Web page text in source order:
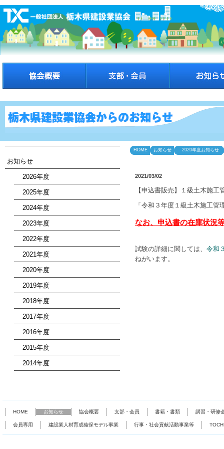
お知らせ
2026年度
2025年度
2024年度
2023年度
2022年度
2021年度
2020年度
2019年度
2018年度
2017年度
2016年度
2015年度
2014年度
HOME お知らせ 2020年度お知らせ
2021/03/02
【申込書販売】１級土木施
「令和３年度１級土木施工
なお、申込書の在庫状況
試験の詳細に関しては、 令和
ねがいます。
HOME お知らせ 協会概要 支部・会員 書籍・書類 講習・研修
会員専用 建設業人材育成確保モデル事業 行事・社会貢献活動事業等